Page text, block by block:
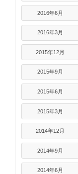
2016年6月
2016年3月
2015年12月
2015年9月
2015年6月
2015年3月
2014年12月
2014年9月
2014年6月